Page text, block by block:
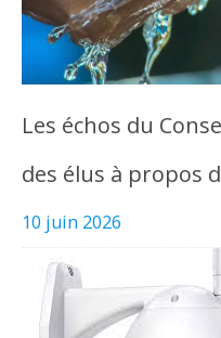
Les échos du
des élus à propos
10 juin 2026